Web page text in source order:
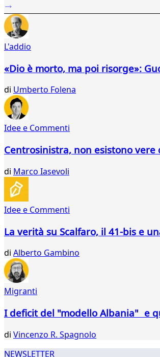
...
L'addio
«Dio è morto, ma poi risorge»:
di Umberto Folena
Idee e Commenti
Centrosinistra, non esistono
di Marco Iasevoli
Idee e Commenti
La verità su Scalfaro, il 41-bis e
di Alberto Gambino
Migranti
I deficit del "modello Albania" e
di Vincenzo R. Spagnolo
NEWSLETTER